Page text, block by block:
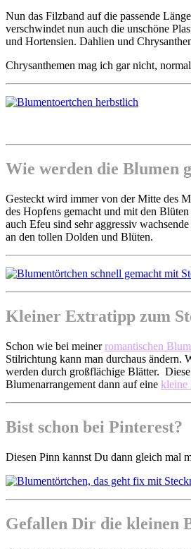
Nun das Filzband auf die passende
verschwindet nun auch die unschöne
und Hortensien. Dahlien und
Chrysanthemen mag ich gar nicht,
Wie werden die Blumen
Gesteckt wird immer von der Mitte des
des Hopfens gemacht und mit den
auch Efeu sind sehr aggressiv
an den tollen Dolden und Blüten.
Kleiner Extratipp zum
Schon wie bei meinerromantischen
Stilrichtung kann man durchaus ändern.
werden durch großflächige Blätter.
Blumenarrangement dann auf eine kleine
Bist schon bei Pinterest?
Diesen Pinn kannst Du dann gleich mal
Gefallen Dir die kleinen